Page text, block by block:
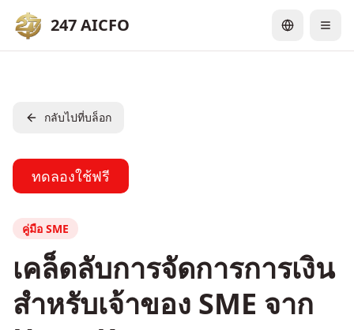
247 AICFO
กลับไปที่บล็อก
ทดลองใช้ฟรี
คู่มือ SME
เคล็ดลับการจัดการการเงิน
สำหรับเจ้าของ SME จาก